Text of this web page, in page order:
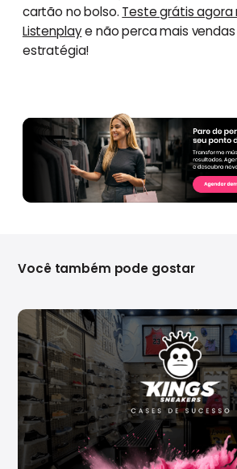
cartão no bolso. Teste grátis agora
Listenplaye não perca mais
estratégia!
Você também pode gostar